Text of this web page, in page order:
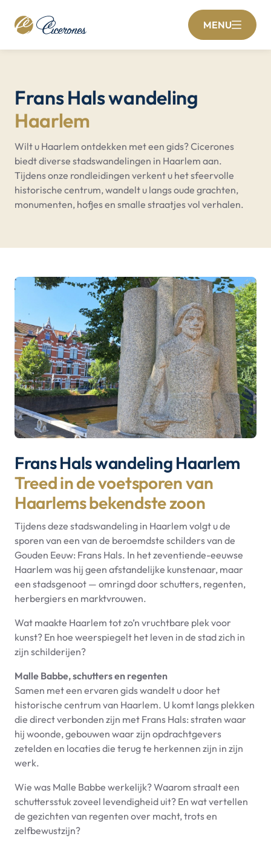
MENU
Frans Hals wandeling
Haarlem
Wilt u Haarlem ontdekken met een gids? Cicerones
biedt diverse stadswandelingen in Haarlem aan.
Tijdens onze rondleidingen verkent u het sfeervolle
historische centrum, wandelt u langs oude grachten,
monumenten, hofjes en smalle straatjes vol verhalen.
Frans Hals wandeling Haarlem
Treed in de voetsporen van
Haarlems bekendste zoon
Tijdens deze stadswandeling in Haarlem volgt u de
sporen van een van de beroemdste schilders van de
Gouden Eeuw: Frans Hals. In het zeventiende-eeuwse
Haarlem was hij geen afstandelijke kunstenaar, maar
een stadsgenoot — omringd door schutters, regenten,
herbergiers en marktvrouwen.
Wat maakte Haarlem tot zo’n vruchtbare plek voor
kunst? En hoe weerspiegelt het leven in de stad zich in
zijn schilderijen?
Malle Babbe, schutters en regenten
Samen met een ervaren gids wandelt u door het
historische centrum van Haarlem. U komt langs plekken
die direct verbonden zijn met Frans Hals: straten waar
hij woonde, gebouwen waar zijn opdrachtgevers
zetelden en locaties die terug te herkennen zijn in zijn
werk.
Wie was Malle Babbe werkelijk? Waarom straalt een
schuttersstuk zoveel levendigheid uit? En wat vertellen
de gezichten van regenten over macht, trots en
zelfbewustzijn?